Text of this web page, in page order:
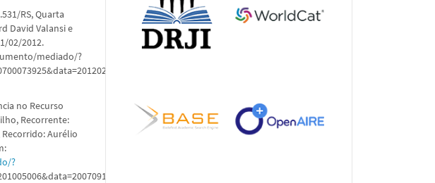
RS, Quarta
David Valansi e
02/2012.
mediado/?
no Recurso
Recorrente:
Aurélio
?